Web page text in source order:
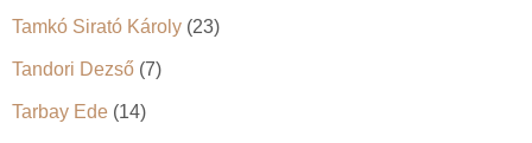
Tamkó Sirató Károly (23)
Tandori Dezső (7)
Tarbay Ede (14)